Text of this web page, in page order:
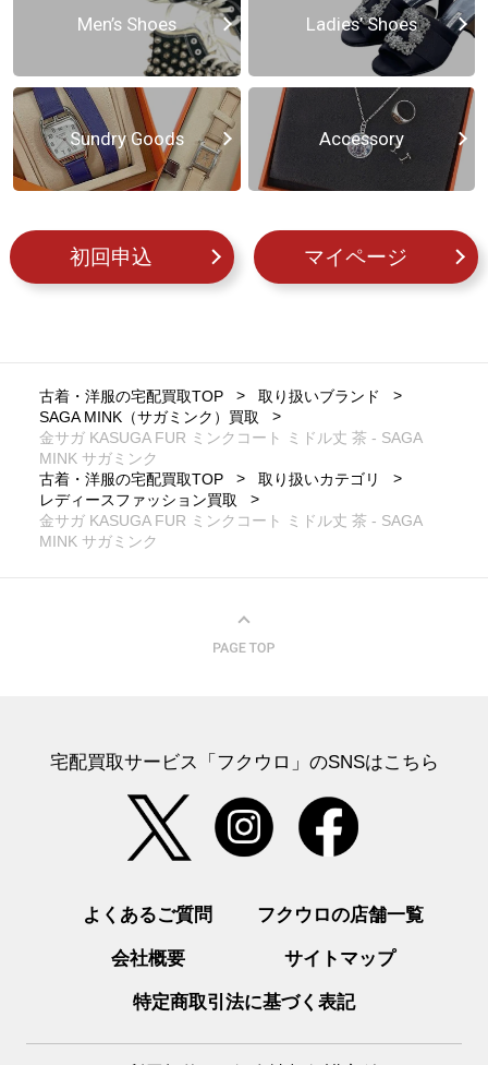
Men’s Shoes Ladies’ Shoes
Sundry Goods Accessory
初回申込 マイページ
古着・洋服の宅配買取TOP
取り扱いブランド
SAGA MINK（サガミンク）買取
金サガ KASUGA FUR ミンクコート ミドル丈 茶 - SAGA
MINK サガミンク
古着・洋服の宅配買取TOP
取り扱いカテゴリ
レディースファッション買取
金サガ KASUGA FUR ミンクコート ミドル丈 茶 - SAGA
MINK サガミンク
宅配買取サービス「フクウロ」のSNSはこちら
よくあるご質問 フクウロの店舗一覧
会社概要 サイトマップ
特定商取引法に基づく表記